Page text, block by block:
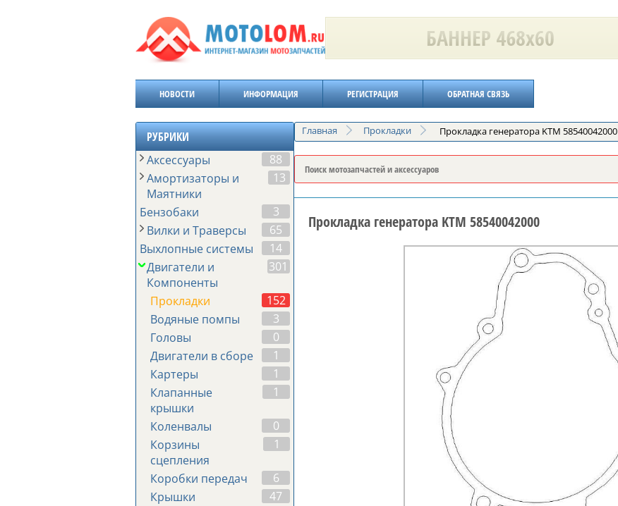
НОВОСТИ ИНФОРМАЦИЯ РЕГИСТРАЦИЯ ОБРАТНАЯ СВЯЗЬ
РУБРИКИ
Аксессуары
88
Амортизаторы и
Маятники
13
Бензобаки
3
Вилки и Траверсы
65
Выхлопные системы
14
Двигатели и
Компоненты
301
Прокладки
152
Водяные помпы
3
Головы
0
Двигатели в сборе
1
Картеры
1
Клапанные
крышки
1
Коленвалы
0
Корзины
сцепления
1
Коробки передач
6
Крышки
47
Главная Прокладки Прокладка генератора KTM 58540042000
Прокладка генератора KTM 58540042000